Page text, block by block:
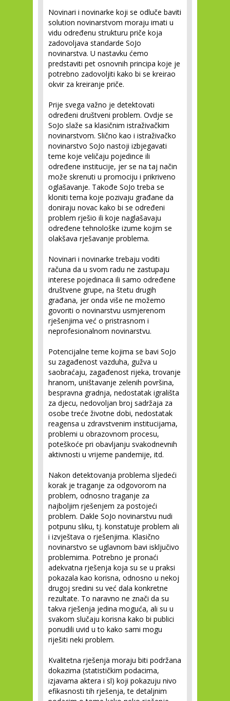
Novinari i novinarke koji se odluče baviti
solution novinarstvom moraju imati u
vidu određenu strukturu priče koja
zadovoljava standarde SoJo
novinarstva. U nastavku ćemo
predstaviti pet osnovnih principa koje je
potrebno zadovoljiti kako bi se kreirao
okvir za kreiranje priče.
Prije svega važno je detektovati
određeni društveni problem. Ovdje se
SoJo slaže sa klasičnim istraživačkim
novinarstvom. Slično kao i istraživačko
novinarstvo SoJo nastoji izbjegavati
teme koje veličaju pojedince ili
određene institucije, jer se na taj način
može skrenuti u promociju i prikriveno
oglašavanje. Takođe SoJo treba se
kloniti tema koje pozivaju građane da
doniraju novac kako bi se određeni
problem rješio ili koje naglašavaju
određene tehnološke izume kojim se
olakšava rješavanje problema.
Novinari i novinarke trebaju voditi
računa da u svom radu ne zastupaju
interese pojedinaca ili samo određene
društvene grupe, na štetu drugih
građana, jer onda više ne možemo
govoriti o novinarstvu usmjerenom
rješenjima već o pristrasnom i
neprofesionalnom novinarstvu.
Potencijalne teme kojima se bavi SoJo
su zagađenost vazduha, gužva u
saobraćaju, zagađenost rijeka, trovanje
hranom, uništavanje zelenih površina,
bespravna gradnja, nedostatak igrališta
za djecu, nedovoljan broj sadržaja za
osobe treće životne dobi, nedostatak
reagensa u zdravstvenim institucijama,
problemi u obrazovnom procesu,
poteškoće pri obavljanju svakodnevnih
aktivnosti u vrijeme pandemije, itd.
Nakon detektovanja problema sljedeći
korak je traganje za odgovorom na
problem, odnosno traganje za
najboljim rješenjem za postojeći
problem. Dakle SoJo novinarstvu nudi
potpunu sliku, tj. konstatuje problem ali
i izvještava o rješenjima. Klasično
novinarstvo se uglavnom bavi isključivo
problemima. Potrebno je pronaći
adekvatna rješenja koja su se u praksi
pokazala kao korisna, odnosno u nekoj
drugoj sredini su već dala konkretne
rezultate. To naravno ne znači da su
takva rješenja jedina moguća, ali su u
svakom slučaju korisna kako bi publici
ponudili uvid u to kako sami mogu
riješiti neki problem.
Kvalitetna rješenja moraju biti podržana
dokazima (statističkim podacima,
izjavama aktera i sl) koji pokazuju nivo
efikasnosti tih rješenja, te detaljnim